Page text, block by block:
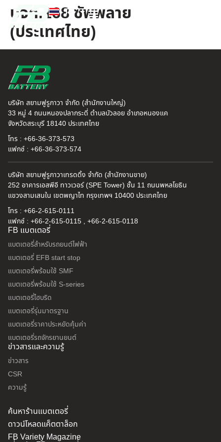
TH
EN
บจก.168 ซัพพลาย
(ประเทศไทย)
บริษัท สยามฟูรูกาวา จำกัด (สำนักงานใหญ่)
33 หมู่ 4 ถนนหนองปลากระดี่ ตำบลบัวลอย อำเภอหนองแค
จังหวัดสระบุรี 18140 ประเทศไทย
โทร : +66-36-373-573
แฟกซ์ : +66-36-373-574
บริษัท สยามฟูรูกาวาเทรดดิ้ง จำกัด (สำนักงานขาย)
252 อาคารเอสพีอี ทาวเวอร์ (SPE Tower) ชั้น 11 ถนนพหลโยธิน
แขวงสามเสนใน เขตพญาไท กรุงเทพฯ 10400 ประเทศไทย
โทร : +66-2-615-0111
แฟกซ์ : +66-2-615-0115 , +66-2-615-0118
FB แบตเตอรี่
แบตเตอรี่สำหรับรถยนต์ไฟฟ้า
แบตเตอรี่ EFB start stop
แบตเตอรี่พร้อมใช้ SMF
แบตเตอรี่พร้อมใช้ S-series
แบตเตอรี่ไฮบริด
แบตเตอรี่รุ่นมาตรฐาน
แบตเตอรี่ราคาประหยัดคุ้มค่า
แบตเตอรี่รถจักรยานยนต์
ข่าวสารและความรู้
ข่าวสาร
CSR
ความรู้
ค้นหาร้านแบตเตอรี่
ดาวน์โหลดแค็ตตาล็อก
FB Variety Magazine